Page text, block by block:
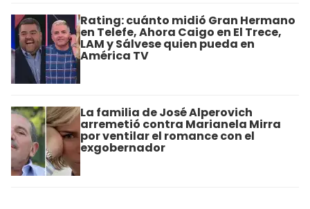
Rating: cuánto midió Gran Hermano
en Telefe, Ahora Caigo en El Trece,
LAM y Sálvese quien pueda en
América TV
La familia de José Alperovich
arremetió contra Marianela Mirra
por ventilar el romance con el
exgobernador